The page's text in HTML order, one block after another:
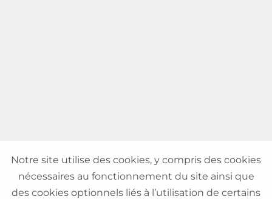
Notre site utilise des cookies, y compris des cookies
nécessaires au fonctionnement du site ainsi que
des cookies optionnels liés à l’utilisation de certains